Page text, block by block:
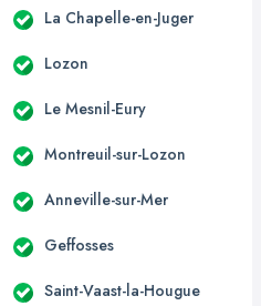
La Chapelle-en-Juger
Lozon
Le Mesnil-Eury
Montreuil-sur-Lozon
Anneville-sur-Mer
Geffosses
Saint-Vaast-la-Hougue